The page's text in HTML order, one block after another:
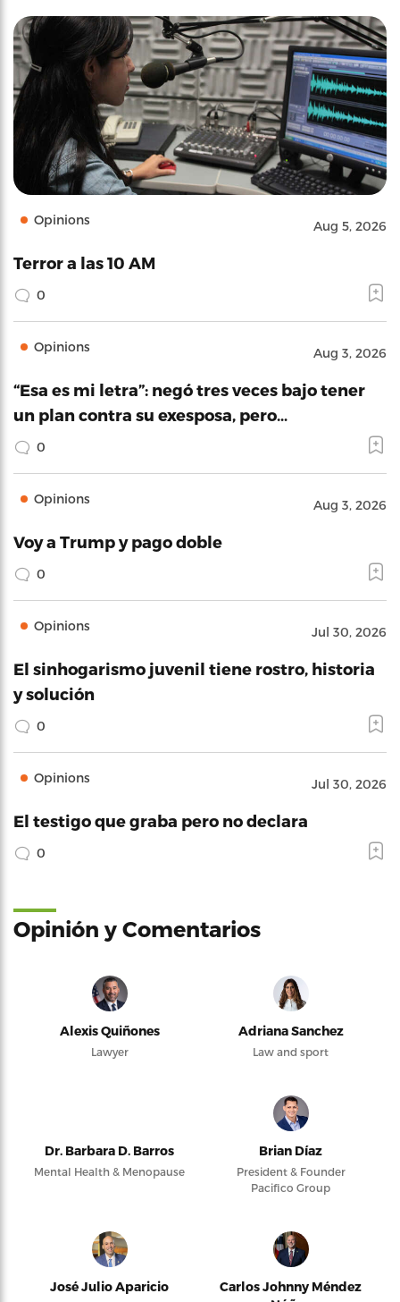
Opinions Aug 5, 2026
Terror a las 10 AM
0
Opinions Aug 3, 2026
“Esa es mi letra”: negó tres veces bajo tener
un plan contra su exesposa, pero…
0
Opinions Aug 3, 2026
Voy a Trump y pago doble
0
Opinions Jul 30, 2026
El sinhogarismo juvenil tiene rostro, historia
y solución
0
Opinions Jul 30, 2026
El testigo que graba pero no declara
0
Opinión y Comentarios
Alexis Quiñones
Lawyer
Adriana Sanchez
Law and sport
Dr. Barbara D. Barros
Mental Health & Menopause
Brian Díaz
President & Founder
Pacifico Group
José Julio Aparicio
Carlos Johnny Méndez